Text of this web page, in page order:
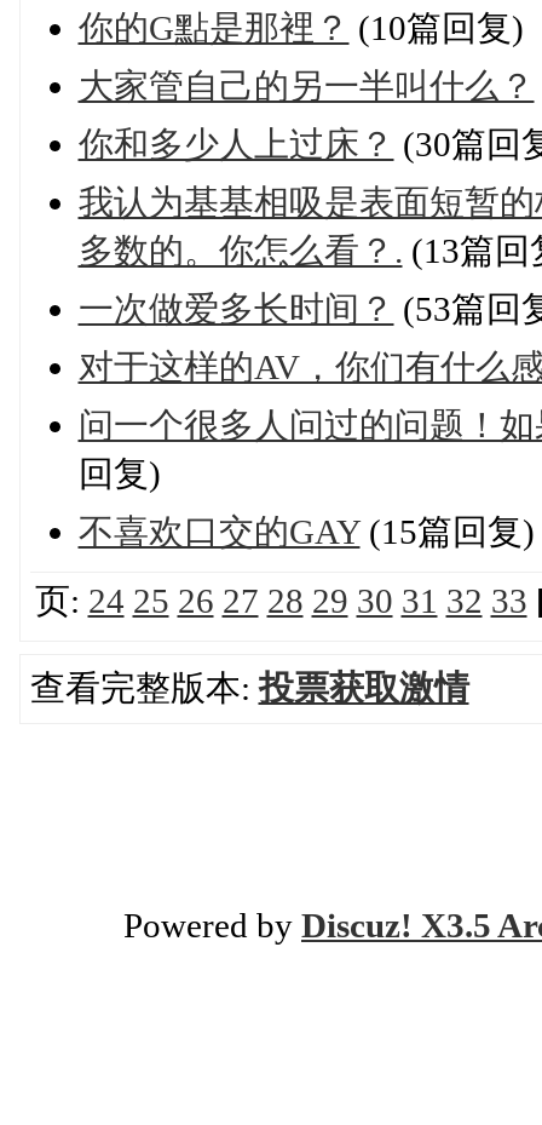
你的G點是那裡？ (10篇回复)
大家管自己的另一半叫什么？
你和多少人上过床？ (30篇回
我认为基基相吸是表面短暂
多数的。你怎么看？. (13篇回
一次做爱多长时间？ (53篇回
对于这样的AV，你们有什么
问一个很多人问过的问题！
回复)
不喜欢口交的GAY(15篇回复)
页: 24 25 26 27 28 29 30 31 32 33
查看完整版本:投票获取激情
Powered by Discuz! X3.5